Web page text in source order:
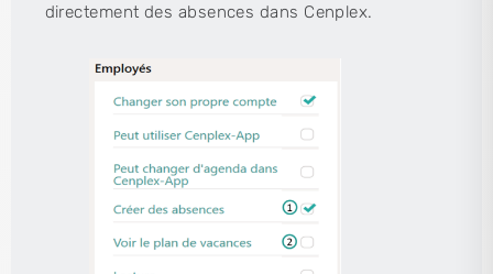
directement des absences dans Cenplex.